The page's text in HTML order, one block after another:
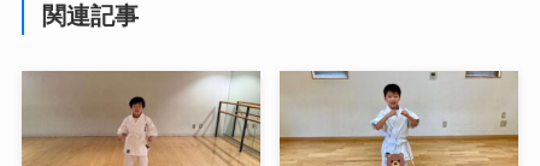
関連記事